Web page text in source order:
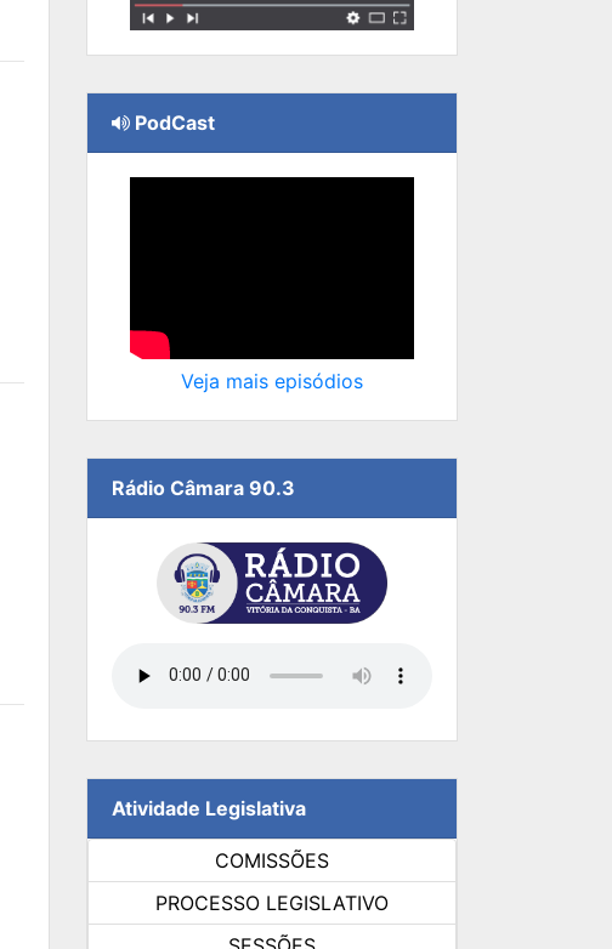
PodCast
Veja mais episódios
Rádio Câmara 90.3
Atividade Legislativa
COMISSÕES
PROCESSO LEGISLATIVO